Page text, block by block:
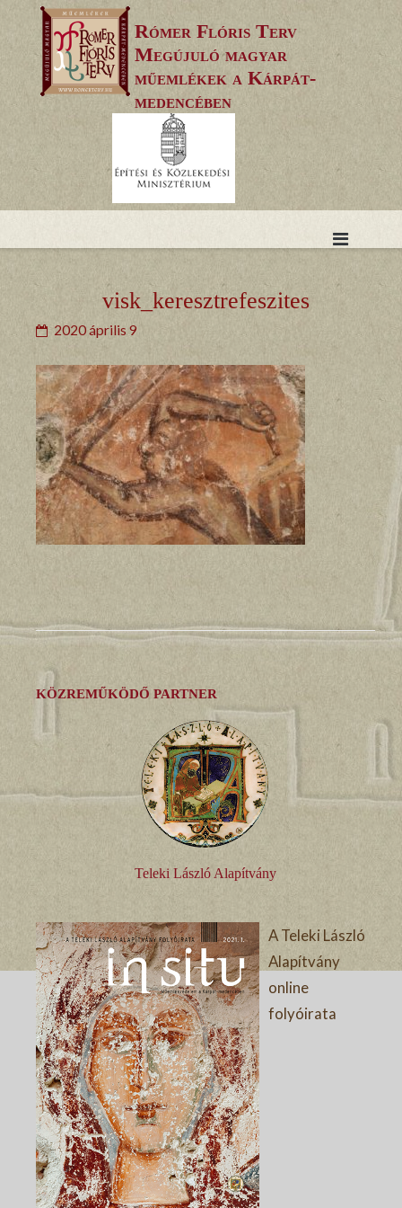
to
content
Rómer Flóris Terv
Megújuló magyar
műemlékek a Kárpát-
medencében
visk_keresztrefeszites
2020 április 9
KÖZREMŰKÖDŐ PARTNER
Teleki László Alapítvány
A Teleki László
Alapítvány
online
folyóirata